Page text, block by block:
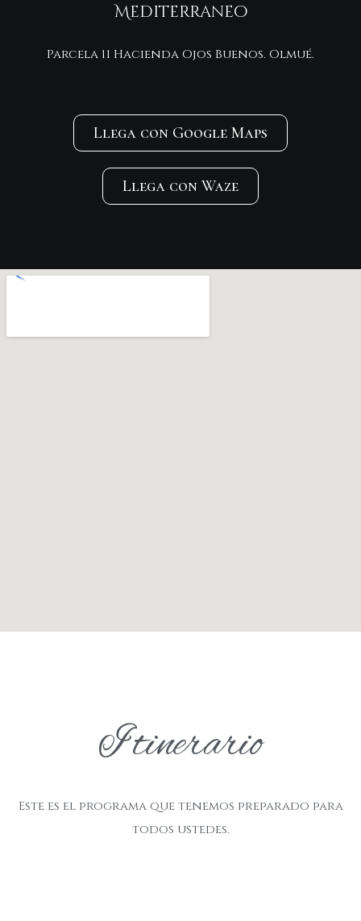
Mediterraneo
Parcela 11 Hacienda Ojos Buenos. Olmué.
Llega con Google Maps
Llega con Waze
I tinerario
Este es el programa que tenemos preparado para
todos ustedes.